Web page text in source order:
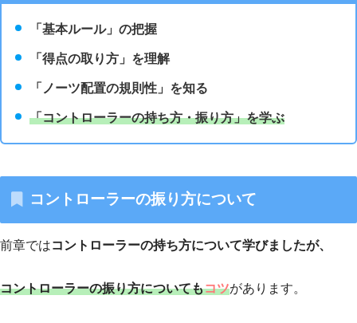
「基本ルール」の把握
「得点の取り方」を理解
「 ノーツ配置の規則性」を知る
「コントローラーの持ち方・振り方」を学ぶ
コントローラーの振り方について
前章ではコントローラーの持ち方について学びましたが、
コントローラーの振り方についてもコツがあります。